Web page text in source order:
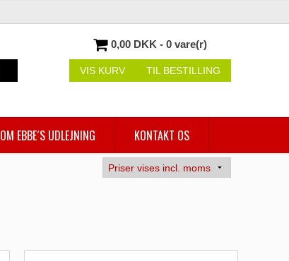
0,00 DKK - 0 vare(r)
VIS KURV TIL BESTILLING
OM EBBE´S UDLEJNING KONTAKT OS